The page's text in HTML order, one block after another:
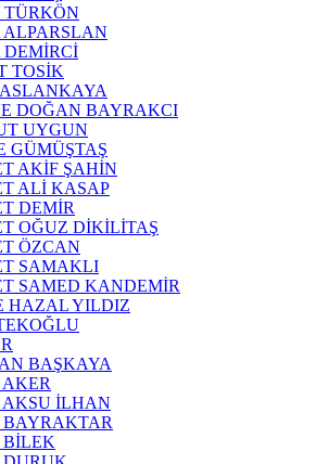
TÜRKÖN
ALPARSLAN
DEMİRCİ
TOSİK
DOĞAN BAYRAKCI
UYGUN
GÜMÜŞTAŞ
AKİF ŞAHİN
ALİ KASAP
DEMİR
OĞUZ DİKİLİTAŞ
ÖZCAN
SAMAKLI
SAMED KANDEMİR
HAZAL YILDIZ
BAŞKAYA
AKER
AKSU İLHAN
BAYRAKTAR
BİLEK